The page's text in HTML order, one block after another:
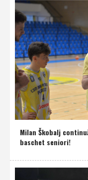
Milan Škobalj
baschet seniori!